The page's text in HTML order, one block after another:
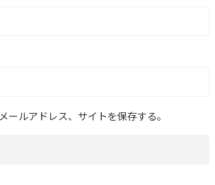
ルアドレス、サイトを保存する。